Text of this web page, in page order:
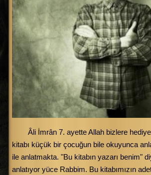
Âli İmrân 7. ayette Allah bizlere
kitabı küçük bir çocuğun bile okuyunca
ile anlatmakta. "Bu kitabın yazarı benim"
anlatıyor yüce Rabbim. Bu kitabımızın